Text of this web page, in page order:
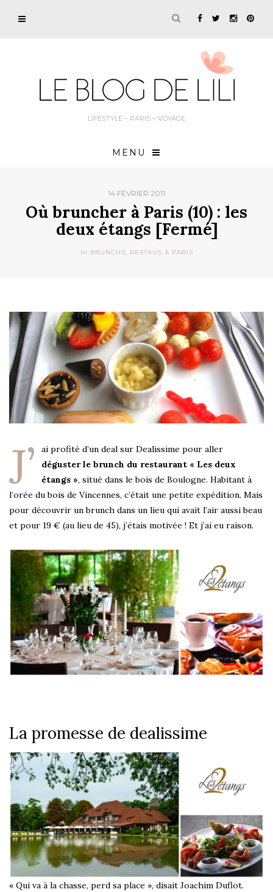
LIFESTYLE – PARIS – VOYAGE
MENU
14 FÉVRIER 2011
Où bruncher à Paris (10) : les
deux étangs [Fermé]
In BRUNCHS, RESTAUS À PARIS
J’
ai profité d’un deal sur Dealissime pour aller
déguster le brunch du restaurant « Les deux
étangs », situé dans le bois de Boulogne. Habitant à
l’orée du bois de Vincennes, c’était une petite expédition. Mais
pour découvrir un brunch dans un lieu qui avait l’air aussi beau
et pour 19 € (au lieu de 45), j’étais motivée ! Et j’ai eu raison.
La promesse de dealissime
« Qui va à la chasse, perd sa place », disait Joachim Duflot.